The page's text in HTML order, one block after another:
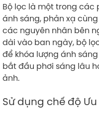
Bộ lọc là một trong các
ánh sáng, phản xạ
các nguyên nhân bên
dài vào ban ngày, bộ
để khóa lượng ánh
bắt đầu phơi sáng lâu
ảnh.
Sử dụng chế độ